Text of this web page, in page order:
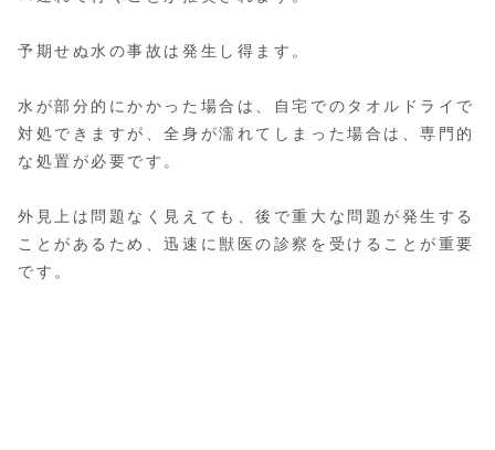
予期せぬ水の事故は発生し得ます。
水が部分的にかかった場合は、自宅でのタオルドライで
対処できますが、全身が濡れてしまった場合は、専門的
な処置が必要です。
外見上は問題なく見えても、後で重大な問題が発生する
ことがあるため、迅速に獣医の診察を受けることが重要
です。